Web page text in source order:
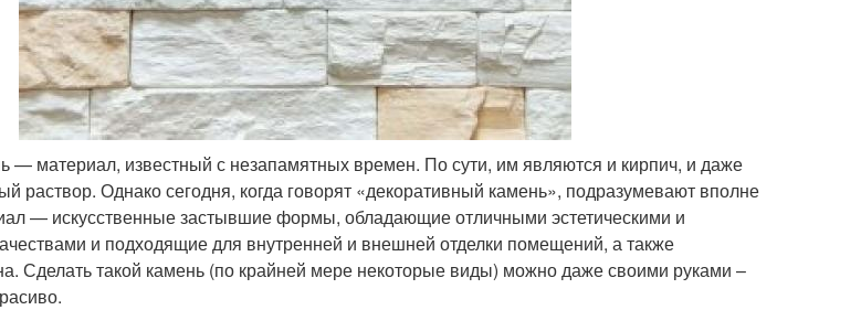
— материал, известный с незапамятных времен. По сути, им являются и кирпич, и даже
раствор. Однако сегодня, когда говорят «декоративный камень», подразумевают вполне
— искусственные застывшие формы, обладающие отличными эстетическими и
и подходящие для внутренней и внешней отделки помещений, а также
Сделать такой камень (по крайней мере некоторые виды) можно даже своими руками –